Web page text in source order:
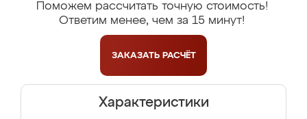
Поможем рассчитать точную стоимость!
Ответим менее, чем за 15 минут!
ЗАКАЗАТЬ РАСЧЁТ
Характеристики